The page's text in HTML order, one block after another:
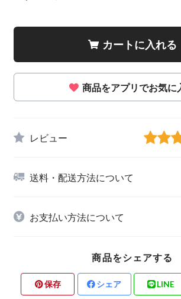
カートに入れる
商品をアプリでお気に
レビュー
送料・配送方法について
お支払い方法について
商品をシェアする
保存 シェア LINE